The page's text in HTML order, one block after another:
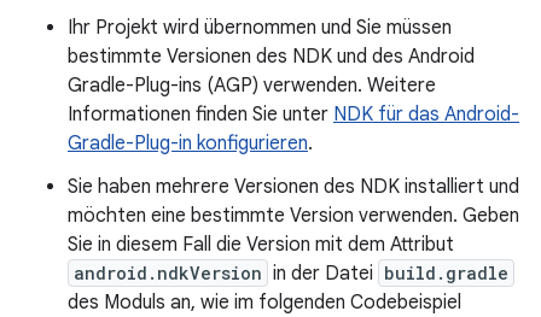
Ihr Projekt wird übernommen und Sie müssen
bestimmte Versionen des NDK und des Android
Gradle-Plug-ins (AGP) verwenden. Weitere
Informationen finden Sie unter NDK für das Android-
Gradle-Plug-in konfigurieren.
Sie haben mehrere Versionen des NDK installiert und
möchten eine bestimmte Version verwenden. Geben
Sie in diesem Fall die Version mit dem Attribut
android.ndkVersion in der Datei build.gradle
des Moduls an, wie im folgenden Codebeispiel